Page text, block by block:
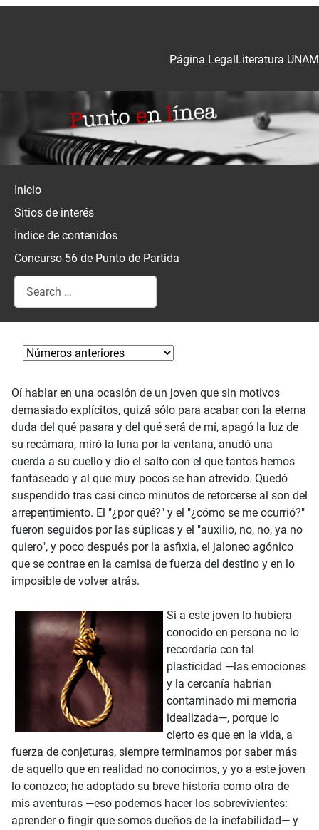
Literatura UNAM
Página Legal
Inicio
Sitios de interés
Índice de contenidos
Concurso 56 de Punto de Partida
Search
Oí hablar en una ocasión de un joven que sin motivos
demasiado explícitos, quizá sólo para acabar con la eterna
duda del qué pasara y del qué será de mí, apagó la luz de
su recámara, miró la luna por la ventana, anudó una
cuerda a su cuello y dio el salto con el que tantos hemos
fantaseado y al que muy pocos se han atrevido. Quedó
suspendido tras casi cinco minutos de retorcerse al son del
arrepentimiento. El "¿por qué?" y el "¿cómo se me ocurrió?"
fueron seguidos por las súplicas y el "auxilio, no, no, ya no
quiero", y poco después por la asfixia, el jaloneo agónico
que se contrae en la camisa de fuerza del destino y en lo
imposible de volver atrás.
Si a este joven lo hubiera
conocido en persona no lo
recordaría con tal
plasticidad —las emociones
y la cercanía habrían
contaminado mi memoria
idealizada—, porque lo
cierto es que en la vida, a
fuerza de conjeturas, siempre terminamos por saber más
de aquello que en realidad no conocimos, y yo a este joven
lo conozco; he adoptado su breve historia como otra de
mis aventuras —eso podemos hacer los sobrevivientes:
aprender o fingir que somos dueños de la inefabilidad— y